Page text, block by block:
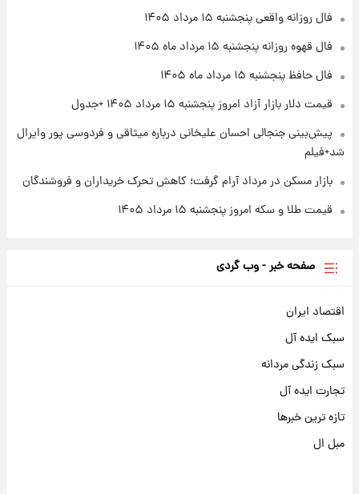
+ جدول
آغاز طرح جدید فروش مشارکت در تولید سایپا؛
نام خودرو، مبلغ پیش پرداخت و زمان تحویل |
سود مشارکت چند درصد است؟
فال روزانه واقعی پنجشنبه ۱۵ مرداد ۱۴۰۵
فال قهوه روزانه پنجشنبه ۱۵ مرداد ماه ۱۴۰۵
فال حافظ پنجشنبه ۱۵ مرداد ماه ۱۴۰۵
قیمت دلار بازار آزاد امروز پنجشنبه ۱۵ مرداد ۱۴۰۵ +جدول
پیش‌بینی جنجالی احسان علیخانی درباره میثاقی و فردوسی پور وایرال
شد+فیلم
بازار مسکن در مرداد آرام گرفت؛ کاهش تحرک خریداران و فروشندگان
قیمت طلا و سکه امروز پنجشنبه ۱۵ مرداد ۱۴۰۵
صفحه خبر - وب گردی
اقتصاد ایران
سبک ایده آل
سبک زندگی مردانه
تجارت ایده آل
تازه ترین خبرها
مبل ال